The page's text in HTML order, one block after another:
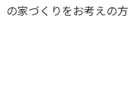
家づくりをお考えの